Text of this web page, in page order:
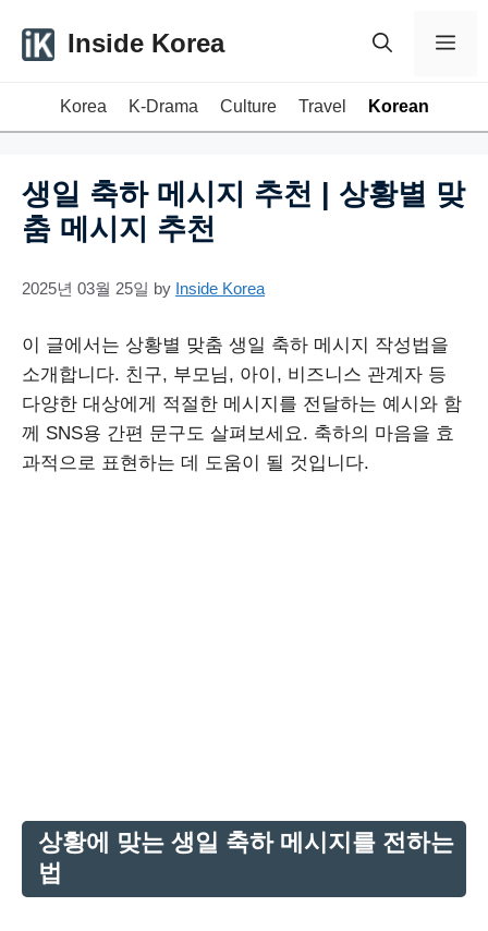
Inside Korea
Korea K-Drama Culture Travel Korean
생일 축하 메시지 추천 | 상황별 맞
춤 메시지 추천
2025년 03월 25일 by Inside Korea
이 글에서는 상황별 맞춤 생일 축하 메시지 작성법을
소개합니다. 친구, 부모님, 아이, 비즈니스 관계자 등
다양한 대상에게 적절한 메시지를 전달하는 예시와 함
께 SNS용 간편 문구도 살펴보세요. 축하의 마음을 효
과적으로 표현하는 데 도움이 될 것입니다.
상황에 맞는 생일 축하 메시지를 전하는
법